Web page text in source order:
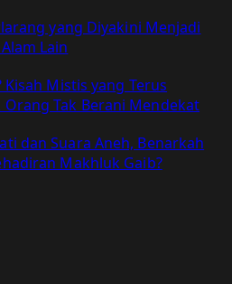
yang Diyakini Menjadi
Lain
Mistis yang Terus
Tak Berani Mendekat
dan Suara Aneh, Benarkah
Makhluk Gaib?